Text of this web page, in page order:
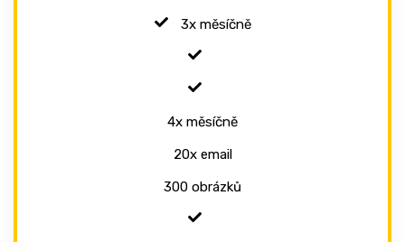
3x měsíčně
4x měsíčně
20x email
300 obrázků